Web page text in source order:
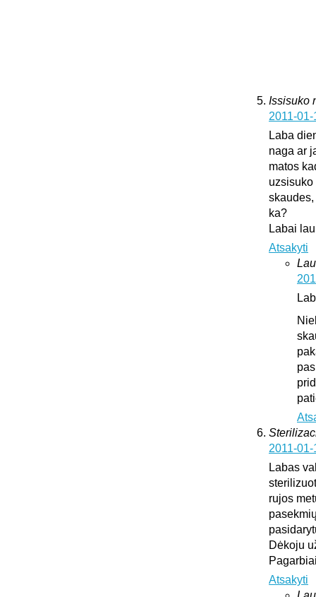
Issisuko
2011-
Laba
naga ar
matos
uzsisuko
ka?
Labai
Atsakyti
2011-
Labas
rujos
Dėkoju
Atsakyti